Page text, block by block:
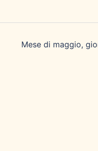
Mese di maggio,